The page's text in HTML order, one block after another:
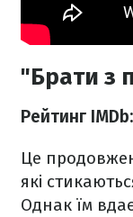
"Брати з
Рейтинг IMDb:
Це
які
Однак їм